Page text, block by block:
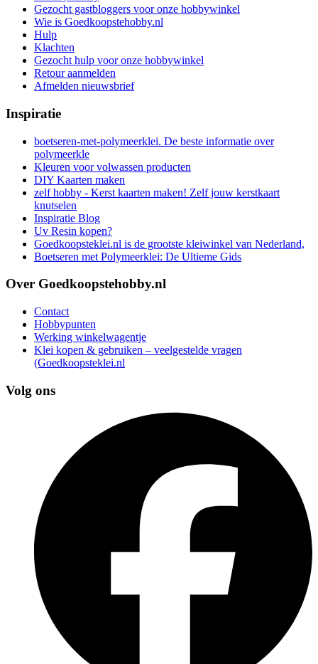
Gezocht gastbloggers voor onze hobbywinkel
Wie is Goedkoopstehobby.nl
Hulp
Klachten
Gezocht hulp voor onze hobbywinkel
Retour aanmelden
Afmelden nieuwsbrief
Inspiratie
boetseren-met-polymeerklei. De beste informatie over
polymeerkle
Kleuren voor volwassen producten
DIY Kaarten maken
zelf hobby - Kerst kaarten maken! Zelf jouw kerstkaart
knutselen
Inspiratie Blog
Uv Resin kopen?
Goedkoopsteklei.nl is de grootste kleiwinkel van Nederland,
Boetseren met Polymeerklei: De Ultieme Gids
Over Goedkoopstehobby.nl
Contact
Hobbypunten
Werking winkelwagentje
Klei kopen & gebruiken – veelgestelde vragen
(Goedkoopsteklei.nl
Volg ons